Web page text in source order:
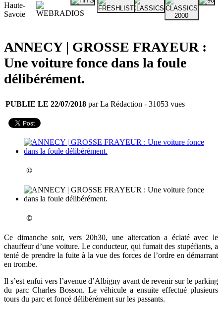
Haute-
Savoie
ANNECY | GROSSE FRAYEUR :
Une voiture fonce dans la foule
délibérément.
PUBLIE LE 22/07/2018 par La Rédaction - 31053 vues
©
©
Ce dimanche soir, vers 20h30, une altercation a éclaté avec le
chauffeur d’une voiture. Le conducteur, qui fumait des stupéfiants, a
tenté de prendre la fuite à la vue des forces de l’ordre en démarrant
en trombe.
Il s’est enfui vers l’avenue d’Albigny avant de revenir sur le parking
du parc Charles Bosson. Le véhicule a ensuite effectué plusieurs
tours du parc et foncé délibérément sur les passants.